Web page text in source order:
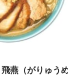
燕（がりゅう